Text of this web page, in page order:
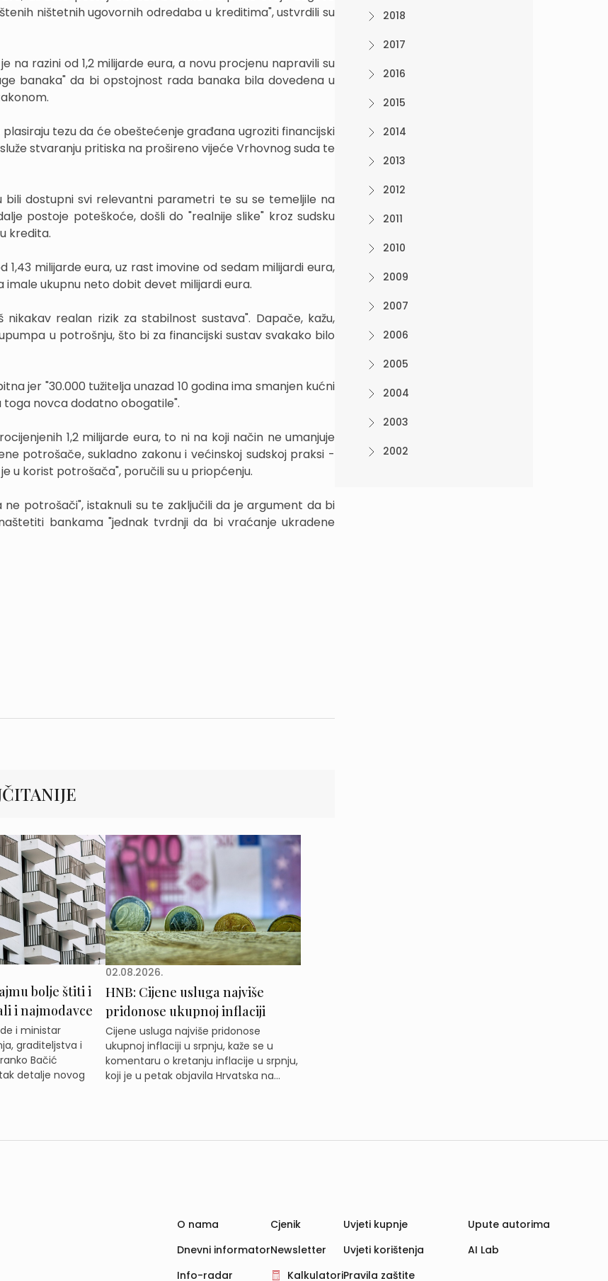
ništetnih ugovornih odredaba u kreditima", ustvrdili su
na razini od 1,2 milijarde eura, a novu procjenu napravili su
banaka" da bi opstojnost rada banaka bila dovedena u
tezu da će obeštećenje građana ugroziti financijski
stvaranju pritiska na prošireno vijeće Vrhovnog suda te
bili dostupni svi relevantni parametri te su se temeljile na
postoje poteškoće, došli do "realnije slike" kroz sudsku
kredita.
milijarde eura, uz rast imovine od sedam milijardi eura,
imale ukupnu neto dobit devet milijardi eura.
realan rizik za stabilnost sustava". Dapače, kažu,
u potrošnju, što bi za financijski sustav svakako bilo
jer "30.000 tužitelja unazad 10 godina ima smanjen kućni
toga novca dodatno obogatile".
1,2 milijarde eura, to ni na koji način ne umanjuje
potrošače, sukladno zakonu i većinskoj sudskoj praksi -
u korist potrošača", poručili su u priopćenju.
potrošači", istaknuli su te zaključili da je argument da bi
bankama "jednak tvrdnji da bi vraćanje ukradene
bolje štiti i
i najmodavce
i ministar
graditeljstva i
Bačić
detalje novog
02.08.2026.
HNB: Cijene usluga najviše
pridonose ukupnoj inflaciji
Cijene usluga najviše pridonose
ukupnoj inflaciji u srpnju, kaže se u
komentaru o kretanju inflacije u srpnju,
koji je u petak objavila Hrvatska na...
2018
2017
2016
2015
2014
2013
2012
2011
2010
2009
2007
2006
2005
2004
2003
2002
O nama
Dnevni informator
Info-radar
Cjenik
Newsletter
Kalkulatori
Uvjeti kupnje
Uvjeti korištenja
Pravila zaštite
Upute autorima
AI Lab